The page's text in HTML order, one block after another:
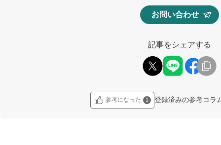
お問い合わせ
記事をシェアする
参考になった 1 登録済みの参考コラ